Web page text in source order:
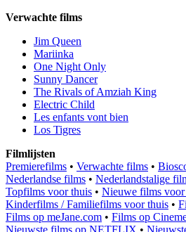
Verwachte films
Jim Queen
Mariinka
One Night Only
Sunny Dancer
The Rivals of Amziah King
Electric Child
Les enfants vont bien
Los Tigres
Filmlijsten
Premierefilms • Verwachte films •
Nederlandse films • Nederlandstalige
Topfilms voor thuis • Nieuwe films voor
Kinderfilms / Familiefilms voor thuis •
Films op meJane.com • Films op
Nieuwste films op NETFLIX •